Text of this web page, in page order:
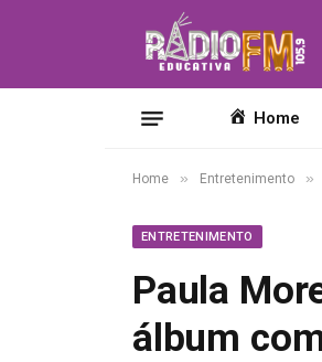
Home
Home » Entretenimento »
ENTRETENIMENTO
Paula
álbum